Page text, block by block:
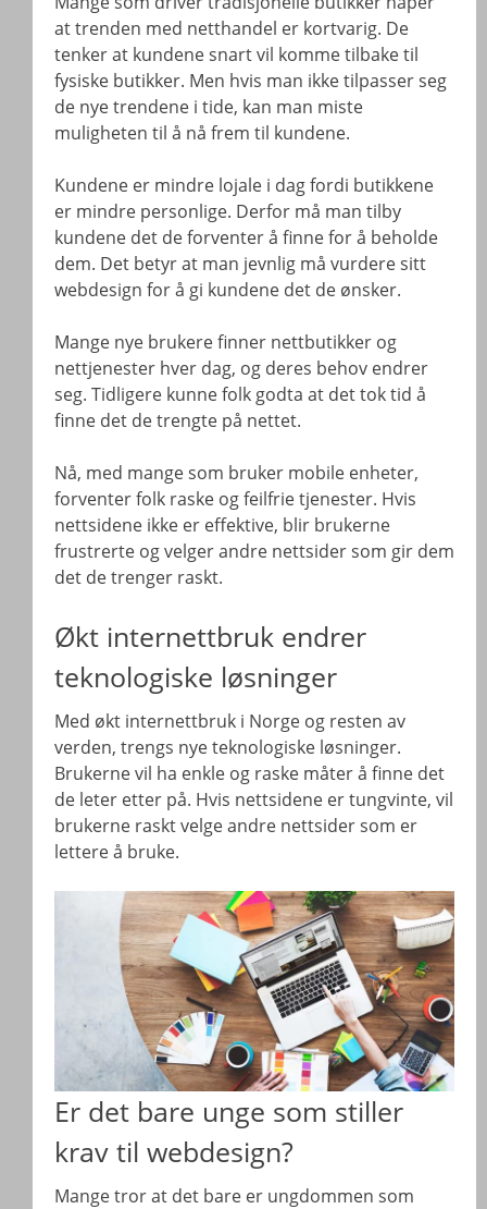
at trenden med netthandel er kortvarig. De
tenker at kundene snart vil komme tilbake til
fysiske butikker. Men hvis man ikke tilpasser seg
de nye trendene i tide, kan man miste
muligheten til å nå frem til kundene.
Kundene er mindre lojale i dag fordi butikkene
er mindre personlige. Derfor må man tilby
kundene det de forventer å finne for å beholde
dem. Det betyr at man jevnlig må vurdere sitt
webdesign for å gi kundene det de ønsker.
Mange nye brukere finner nettbutikker og
nettjenester hver dag, og deres behov endrer
seg. Tidligere kunne folk godta at det tok tid å
finne det de trengte på nettet.
Nå, med mange som bruker mobile enheter,
forventer folk raske og feilfrie tjenester. Hvis
nettsidene ikke er effektive, blir brukerne
frustrerte og velger andre nettsider som gir dem
det de trenger raskt.
Økt internettbruk endrer
teknologiske løsninger
Med økt internettbruk i Norge og resten av
verden, trengs nye teknologiske løsninger.
Brukerne vil ha enkle og raske måter å finne det
de leter etter på. Hvis nettsidene er tungvinte, vil
brukerne raskt velge andre nettsider som er
lettere å bruke.
Er det bare unge som stiller
krav til webdesign?
Mange tror at det bare er ungdommen som